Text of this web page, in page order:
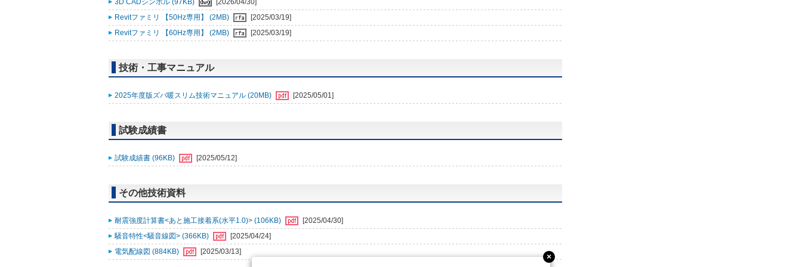
3D CADシンボル (97KB)
[2026/04/30]
Revitファミリ 【50Hz専用】 (2MB)
[2025/03/19]
Revitファミリ 【60Hz専用】 (2MB)
[2025/03/19]
技術・工事マニュアル
2025年度版ズバ暖スリム技術マニュアル (20MB) [2025/05/01]
試験成績書
試験成績書 (96KB) [2025/05/12]
その他技術資料
耐震強度計算書<あと施工接着系(水平1.0)> (106KB)
[2025/04/30]
騒音特性<騒音線図> (366KB)
[2025/04/24]
電気配線図 (884KB)
[2025/03/13]